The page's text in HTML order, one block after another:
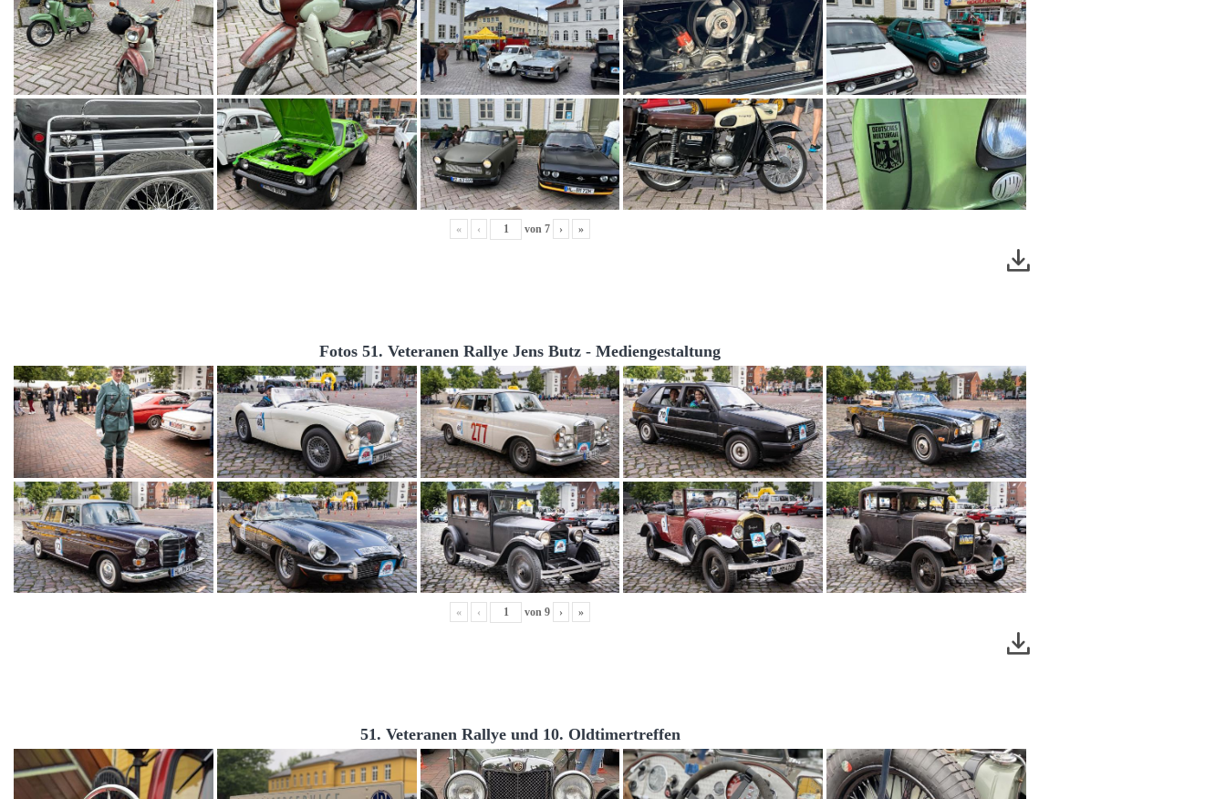
« ‹ von 7 › »
Fotos 51. Veteranen Rallye Jens Butz - Mediengestaltung
« ‹ von 9 › »
51. Veteranen Rallye und 10. Oldtimertreffen